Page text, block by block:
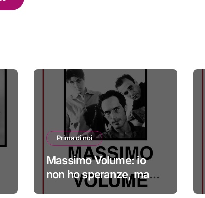
Prima di noi
Massimo Volume: io
non ho speranze, ma
credo nella cura